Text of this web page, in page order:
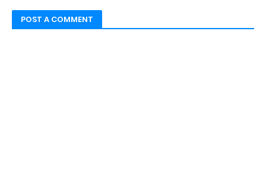
POST A COMMENT